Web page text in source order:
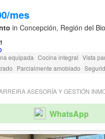
mes
in Concepción, Región del
1
equipada Cocina integral Vista
Parcialmente amoblado
ASESORÍA Y GESTIÓN
WhatsApp